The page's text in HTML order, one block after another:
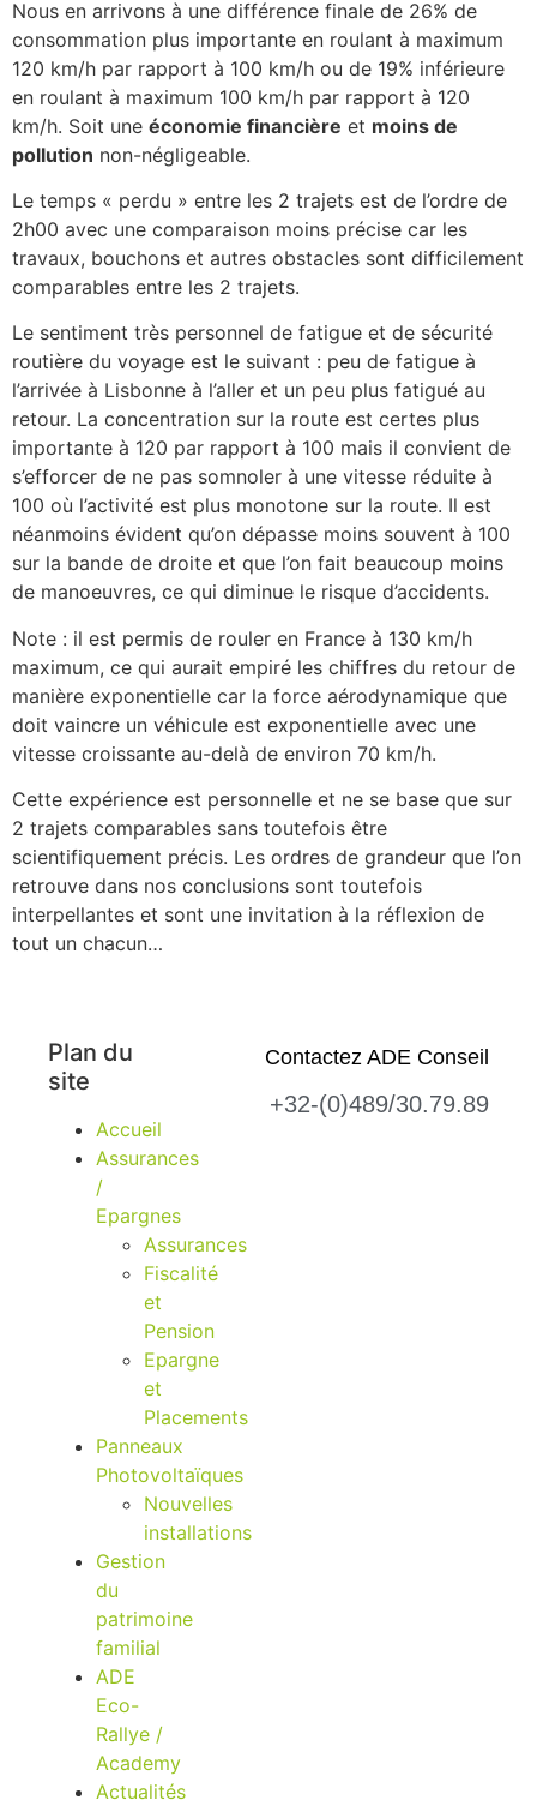
Nous en arrivons à une différence finale de 26% de
consommation plus importante en roulant à maximum
120 km/h par rapport à 100 km/h ou de 19% inférieure
en roulant à maximum 100 km/h par rapport à 120
km/h. Soit une économie financière et moins de
pollution non-négligeable.
Le temps « perdu » entre les 2 trajets est de l’ordre de
2h00 avec une comparaison moins précise car les
travaux, bouchons et autres obstacles sont difficilement
comparables entre les 2 trajets.
Le sentiment très personnel de fatigue et de sécurité
routière du voyage est le suivant : peu de fatigue à
l’arrivée à Lisbonne à l’aller et un peu plus fatigué au
retour. La concentration sur la route est certes plus
importante à 120 par rapport à 100 mais il convient de
s’efforcer de ne pas somnoler à une vitesse réduite à
100 où l’activité est plus monotone sur la route. Il est
néanmoins évident qu’on dépasse moins souvent à 100
sur la bande de droite et que l’on fait beaucoup moins
de manoeuvres, ce qui diminue le risque d’accidents.
Note : il est permis de rouler en France à 130 km/h
maximum, ce qui aurait empiré les chiffres du retour de
manière exponentielle car la force aérodynamique que
doit vaincre un véhicule est exponentielle avec une
vitesse croissante au-delà de environ 70 km/h.
Cette expérience est personnelle et ne se base que sur
2 trajets comparables sans toutefois être
scientifiquement précis. Les ordres de grandeur que l’on
retrouve dans nos conclusions sont toutefois
interpellantes et sont une invitation à la réflexion de
tout un chacun…
Plan du
site
Accueil
Assurances
/
Epargnes
Assurances
Fiscalité
et
Pension
Epargne
et
Placements
Panneaux
Photovoltaïques
Nouvelles
installations
Gestion
du
patrimoine
familial
ADE
Eco-
Rallye /
Academy
Actualités
Contactez ADE Conseil
+32-(0)489/30.79.89